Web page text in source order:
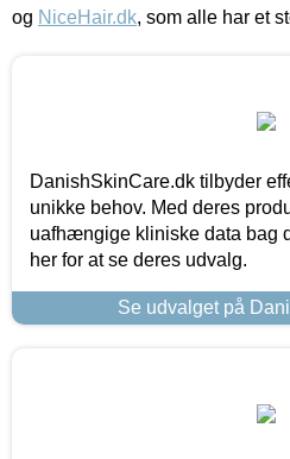
og NiceHair.dk, som alle har et
DanishSkinCare.dk tilbyder
unikke behov. Med deres
uafhængige kliniske data bag
her for at se deres udvalg.
Se udvalget på